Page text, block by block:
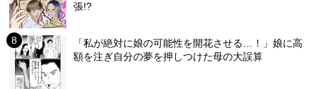
張!?
「私が絶対に娘の可能性を開花させる…！」娘に高
額を注ぎ自分の夢を押しつけた母の大誤算